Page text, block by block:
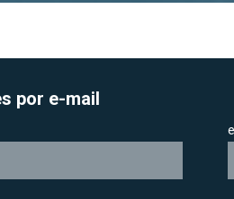
por e-mail